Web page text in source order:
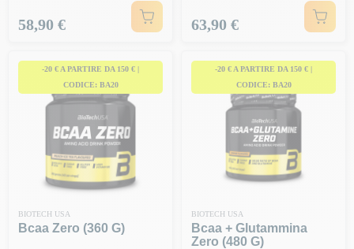
Prezzo
58,90 € Prezzo
63,90 €
-20 € A PARTIRE DA 150 € |
CODICE: BA20
BIOTECH USA
Bcaa Zero (360 G)
-20 € A PARTIRE DA 150 € |
CODICE: BA20
BIOTECH USA
Bcaa + Glutammina
Zero (480 G)